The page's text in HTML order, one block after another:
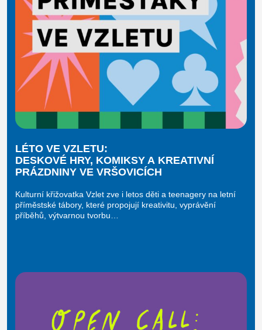
LÉTO VE VZLETU:
DESKOVÉ HRY, KOMIKSY A KREATIVNÍ
PRÁZDNINY VE VRŠOVICÍCH
Kulturní křižovatka Vzlet zve i letos děti a teenagery na letní
příměstské tábory, které propojují kreativitu, vyprávění
příběhů, výtvarnou tvorbu…